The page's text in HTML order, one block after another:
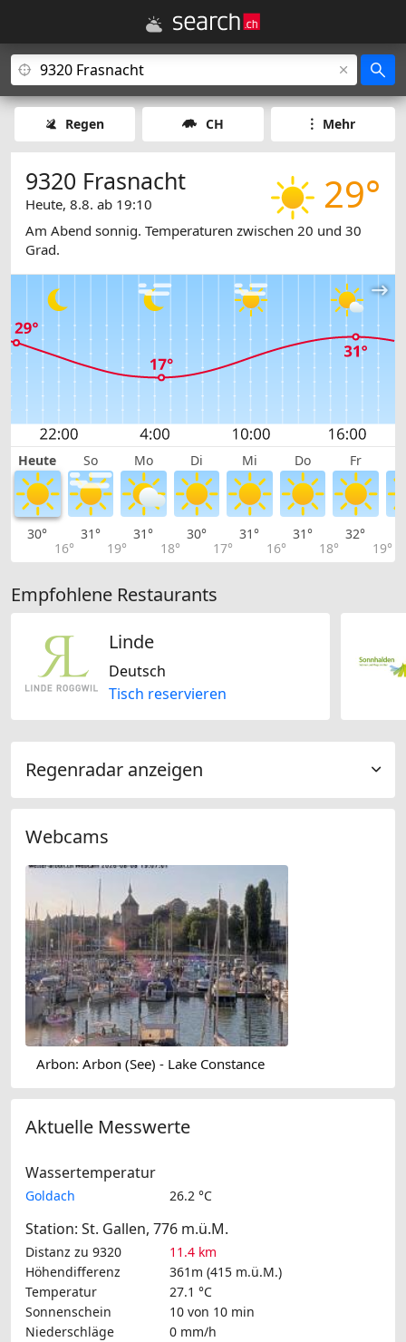
Regen CH Mehr
29°
9320 Frasnacht
Heute, 8.8. ab 19:10
Am Abend sonnig. Temperaturen zwischen 20 und 30
Grad.
Heute So Mo Di Mi Do Fr
30°
16°
31°
19°
31°
18°
30°
17°
31°
16°
31°
18°
32°
19°
Empfohlene Restaurants
Linde
Deutsch
Tisch reservieren
Regenradar anzeigen
Webcams
Arbon: Arbon (See) - Lake Constance
Aktuelle Messwerte
Wassertemperatur
Goldach 26.2 °C
Station: St. Gallen, 776 m.ü.M.
Distanz zu 9320
11.4 km
Höhendifferenz
361m (415 m.ü.M.)
Temperatur
27.1 °C
Sonnenschein
10 von 10 min
Niederschläge
0 mm/h